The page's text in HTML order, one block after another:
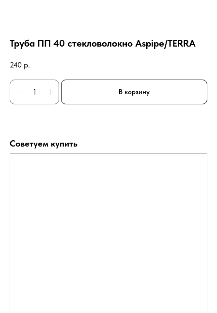
Труба ПП 40 стекловолокно Aspipe/TERRA
240 р.
В корзину
Советуем купить